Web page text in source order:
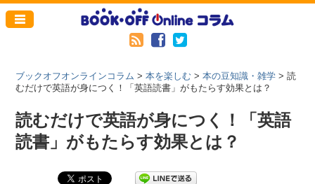
ブックオフオンラインコラム >本を楽しむ >本の豆知識・雑学 >読
むだけで英語が身につく！「英語読書」がもたらす効果とは？
読むだけで英語が身につく！「英語
読書」がもたらす効果とは？